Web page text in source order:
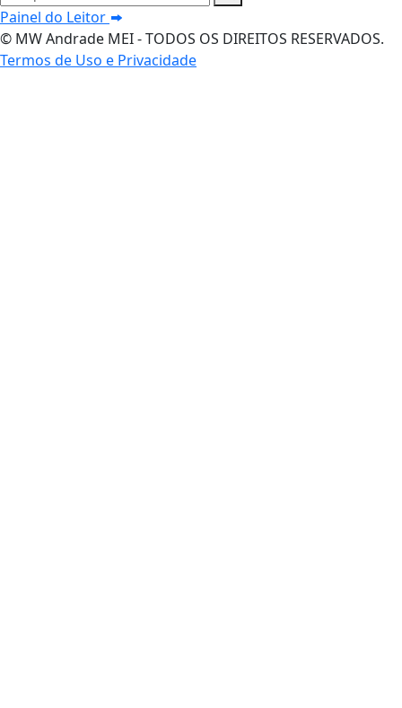
Painel do Leitor
© MW Andrade MEI - TODOS OS DIREITOS RESERVADOS.
Termos de Uso e Privacidade